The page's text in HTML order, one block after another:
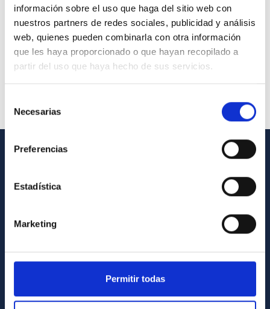
información sobre el uso que haga del sitio web con
nuestros partners de redes sociales, publicidad y análisis
web, quienes pueden combinarla con otra información
que les haya proporcionado o que hayan recopilado a
partir del uso que haya hecho de sus servicios.
consentimiento
Necesarias
Preferencias
Estadística
Marketing
Permitir todas
Contact
List of personnel
Library
ABOUT THE IAC